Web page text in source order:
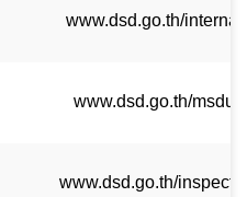
www.dsd.go.th/internal
www.dsd.go.th/msdu
www.dsd.go.th/